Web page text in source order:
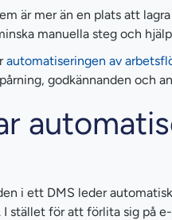
är mer än en plats att
manuella steg och
automatiseringen av
godkännanden och
i ett DMS leder
I stället för att förlita sig på